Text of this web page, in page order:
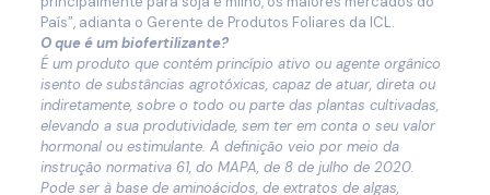
País”, adianta o Gerente de Produtos Foliares da ICL.
O que é um biofertilizante?
É um produto que contém princípio ativo ou agente orgânico
isento de substâncias agrotóxicas, capaz de atuar, direta ou
indiretamente, sobre o todo ou parte das plantas cultivadas,
elevando a sua produtividade, sem ter em conta o seu valor
hormonal ou estimulante. A definição veio por meio da
instrução normativa 61, do MAPA, de 8 de julho de 2020.
Pode ser à base de aminoácidos, de extratos de algas,